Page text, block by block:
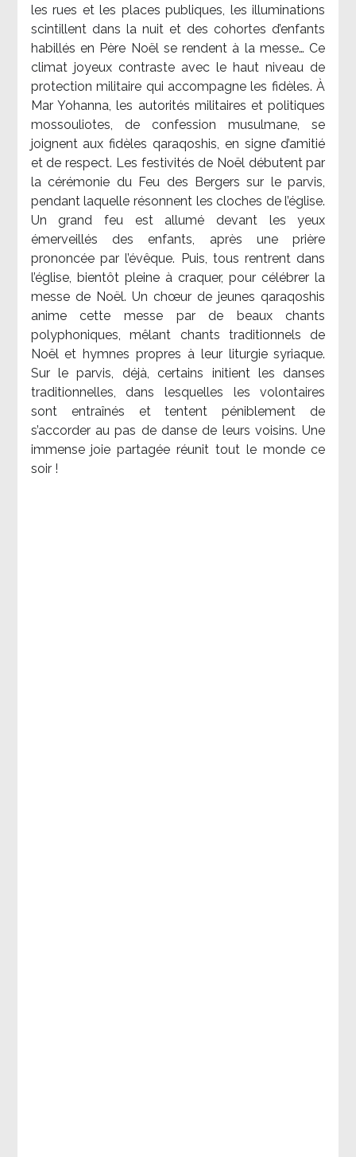
les rues et les places publiques, les illuminations
scintillent dans la nuit et des cohortes d’enfants
habillés en Père Noël se rendent à la messe… Ce
climat joyeux contraste avec le haut niveau de
protection militaire qui accompagne les fidèles. À
Mar Yohanna, les autorités militaires et politiques
mossouliotes, de confession musulmane, se
joignent aux fidèles qaraqoshis, en signe d’amitié
et de respect. Les festivités de Noël débutent par
la cérémonie du Feu des Bergers sur le parvis,
pendant laquelle résonnent les cloches de l’église.
Un grand feu est allumé devant les yeux
émerveillés des enfants, après une prière
prononcée par l’évêque. Puis, tous rentrent dans
l’église, bientôt pleine à craquer, pour célébrer la
messe de Noël. Un chœur de jeunes qaraqoshis
anime cette messe par de beaux chants
polyphoniques, mêlant chants traditionnels de
Noël et hymnes propres à leur liturgie syriaque.
Sur le parvis, déjà, certains initient les danses
traditionnelles, dans lesquelles les volontaires
sont entraînés et tentent péniblement de
s’accorder au pas de danse de leurs voisins. Une
immense joie partagée réunit tout le monde ce
soir !